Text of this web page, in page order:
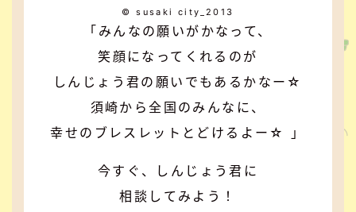
© susaki city_2013
「みんなの願いがかなって、
笑顔になってくれるのが
しんじょう君の願いでもあるかなー☆
須崎から全国のみんなに、
幸せのブレスレットとどけるよー☆ 」
今すぐ、しんじょう君に
相談してみよう！